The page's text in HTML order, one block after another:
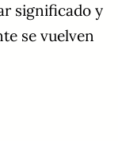
significado y
se vuelven